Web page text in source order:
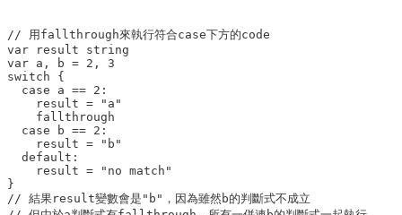
// 用fallthrough來執行符合case下方的code
var result string
var a, b = 2, 3
switch {
  case a == 2:
    result = "a"
    fallthrough
  case b == 2:
    result = "b"
  default:
    result = "no match"
}
// 結果result變數會是"b"，因為雖然b的判斷式不成立